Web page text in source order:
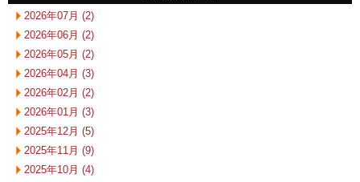
2026年07月 (2)
2026年06月 (2)
2026年05月 (2)
2026年04月 (3)
2026年02月 (2)
2026年01月 (3)
2025年12月 (5)
2025年11月 (9)
2025年10月 (4)